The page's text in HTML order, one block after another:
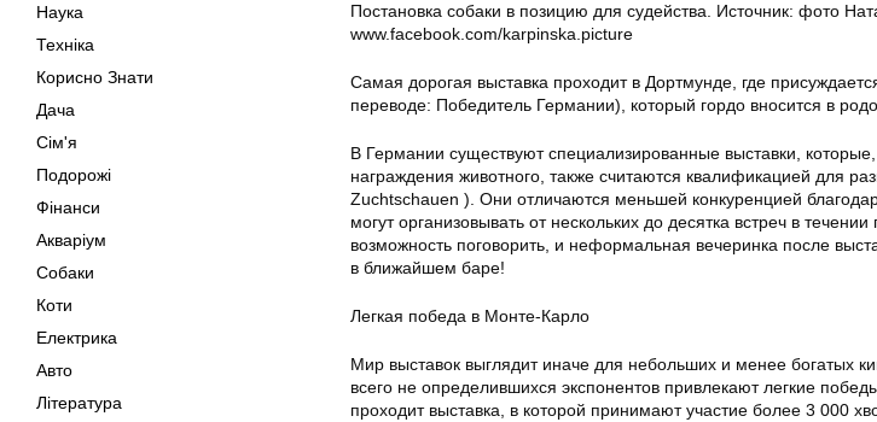
Наука
Техніка
Корисно Знати
Дача
Сім'я
Подорожі
Фінанси
Акваріум
Собаки
Коти
Електрика
Авто
Література
Постановка собаки в позицию для судейства. Источник: фото
www.facebook.com/karpinska.picture
Самая дорогая выставка проходит в Дортмунде, где
переводе: Победитель Германии), который гордо вносится в
В Германии существуют специализированные выставки,
награждения животного, также считаются квалификацией для
Zuchtschauen ). Они отличаются меньшей конкуренцией
могут организовывать от нескольких до десятка встреч в
возможность поговорить, и неформальная вечеринка после
в ближайшем баре!
Легкая победа в Монте-Карло
Мир выставок выглядит иначе для небольших и менее богатых
всего не определившихся экспонентов привлекают легкие
проходит выставка, в которой принимают участие более 3 000